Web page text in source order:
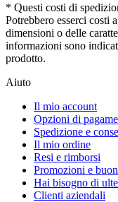
* Questi costi di
Potrebbero esserci costi
dimensioni o delle
informazioni sono
prodotto.
Aiuto
Il mio account
Opzioni di
Spedizione e
Il mio ordine
Resi e rimborsi
Promozioni e
Hai bisogno di
Clienti aziendali